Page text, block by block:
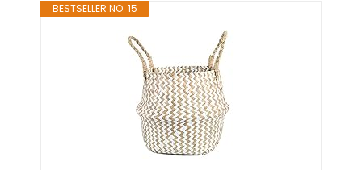
BESTSELLER NO. 15